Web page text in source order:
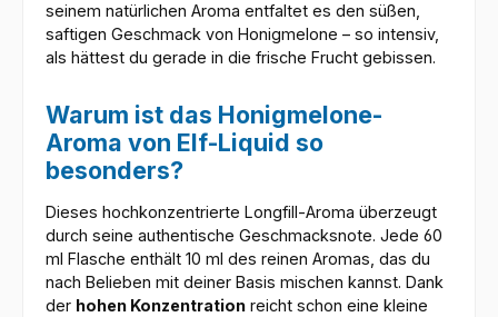
seinem natürlichen Aroma entfaltet es den süßen,
saftigen Geschmack von Honigmelone – so intensiv,
als hättest du gerade in die frische Frucht gebissen.
Warum ist das Honigmelone-
Aroma von Elf-Liquid so
besonders?
Dieses hochkonzentrierte Longfill-Aroma überzeugt
durch seine authentische Geschmacksnote. Jede 60
ml Flasche enthält 10 ml des reinen Aromas, das du
nach Belieben mit deiner Basis mischen kannst. Dank
der hohen Konzentration reicht schon eine kleine